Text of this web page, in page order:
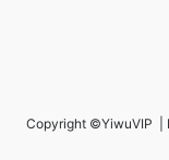
Copyright ©YiwuVIP